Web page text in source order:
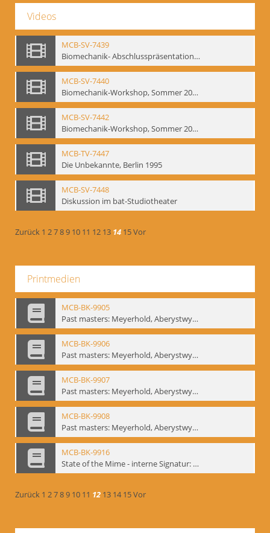
Videos
MCB-SV-7439
Biomechanik- Abschlusspräsentation des Workshops Sommer 2001
MCB-SV-7440
Biomechanik-Workshop, Sommer 2002
MCB-SV-7442
Biomechanik-Workshop, Sommer 2003
MCB-TV-7447
Die Unbekannte, Berlin 1995
MCB-SV-7448
Diskussion im bat-Studiotheater
Zurück 1 2789 10 11 12 13 14 15Vor
Printmedien
MCB-BK-9905
Past masters: Meyerhold, Aberystwyth, 27.-29.10.1995 - interne Signatur: BM-prt-94-5
MCB-BK-9906
Past masters: Meyerhold, Aberystwyth, 27.-29.10.1995 - interne Signatur: BM-prt-94-6
MCB-BK-9907
Past masters: Meyerhold, Aberystwyth, 27.-29.10.1995 - interne Signatur: BM-prt-94-7
MCB-BK-9908
Past masters: Meyerhold, Aberystwyth, 27.-29.10.1995 - interne Signatur: BM-prt-94-8
MCB-BK-9916
State of the Mime - interne Signatur: BM-prt-100
Zurück 1 2789 10 11 12 13 14 15Vor